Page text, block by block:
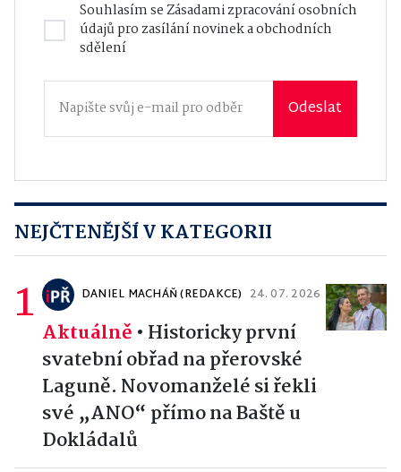
Souhlasím seZásadami zpracování osobních
údajůpro zasílání novinek a obchodních
sdělení
Odeslat
NEJČTENĚJŠÍ V KATEGORII
1 DANIEL MACHÁŇ (REDAKCE) 24. 07. 2026
Aktuálně • Historicky první
svatební obřad na přerovské
Laguně. Novomanželé si řekli
své „ANO“ přímo na Baště u
Dokládalů